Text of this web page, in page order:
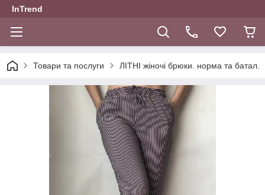
InTrend
Товари та послуги ЛІТНІ жіночі брюки. норма та батал.